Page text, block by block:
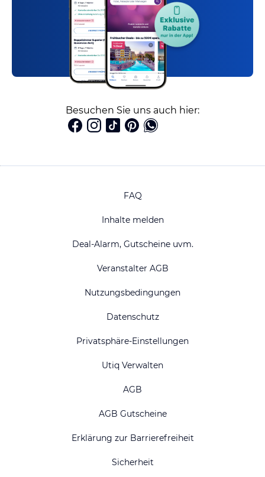
Besuchen Sie uns auch hier:
FAQ
Inhalte melden
Deal-Alarm, Gutscheine uvm.
Veranstalter AGB
Nutzungsbedingungen
Datenschutz
Privatsphäre-Einstellungen
Utiq Verwalten
AGB
AGB Gutscheine
Erklärung zur Barrierefreiheit
Sicherheit